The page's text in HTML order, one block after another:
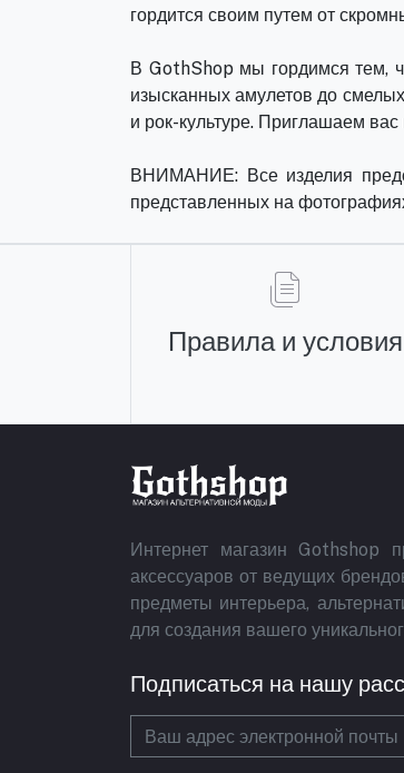
гордится своим путем от
В GothShop мы гордимся тем,
изысканных амулетов до
и рок-культуре. Приглашаем
ВНИМАНИЕ: Все изделия
представленных на
Правила и условия
Интернет магазин Gothshop
аксессуаров от ведущих
предметы интерьера,
для создания вашего
Подписаться на нашу